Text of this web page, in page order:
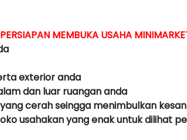
PERSIAPAN MEMBUKA USAHA
exterior anda
dan luar ruangan anda
cerah seingga menimbulkan
usahakan yang enak untuk dilihat